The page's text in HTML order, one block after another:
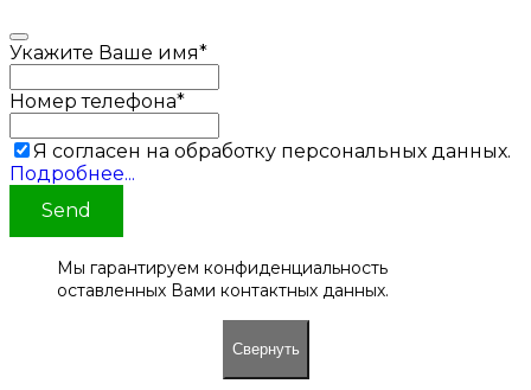
Укажите Ваше имя*
Номер телефона*
Я согласен на обработку персональных данных.
Подробнее...
Send
Мы гарантируем конфиденциальность
оставленных Вами контактных данных.
Свернуть